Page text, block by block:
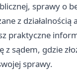
sprawy o
z działalnością
praktyczne
z sądem, gdzie
sprawy.